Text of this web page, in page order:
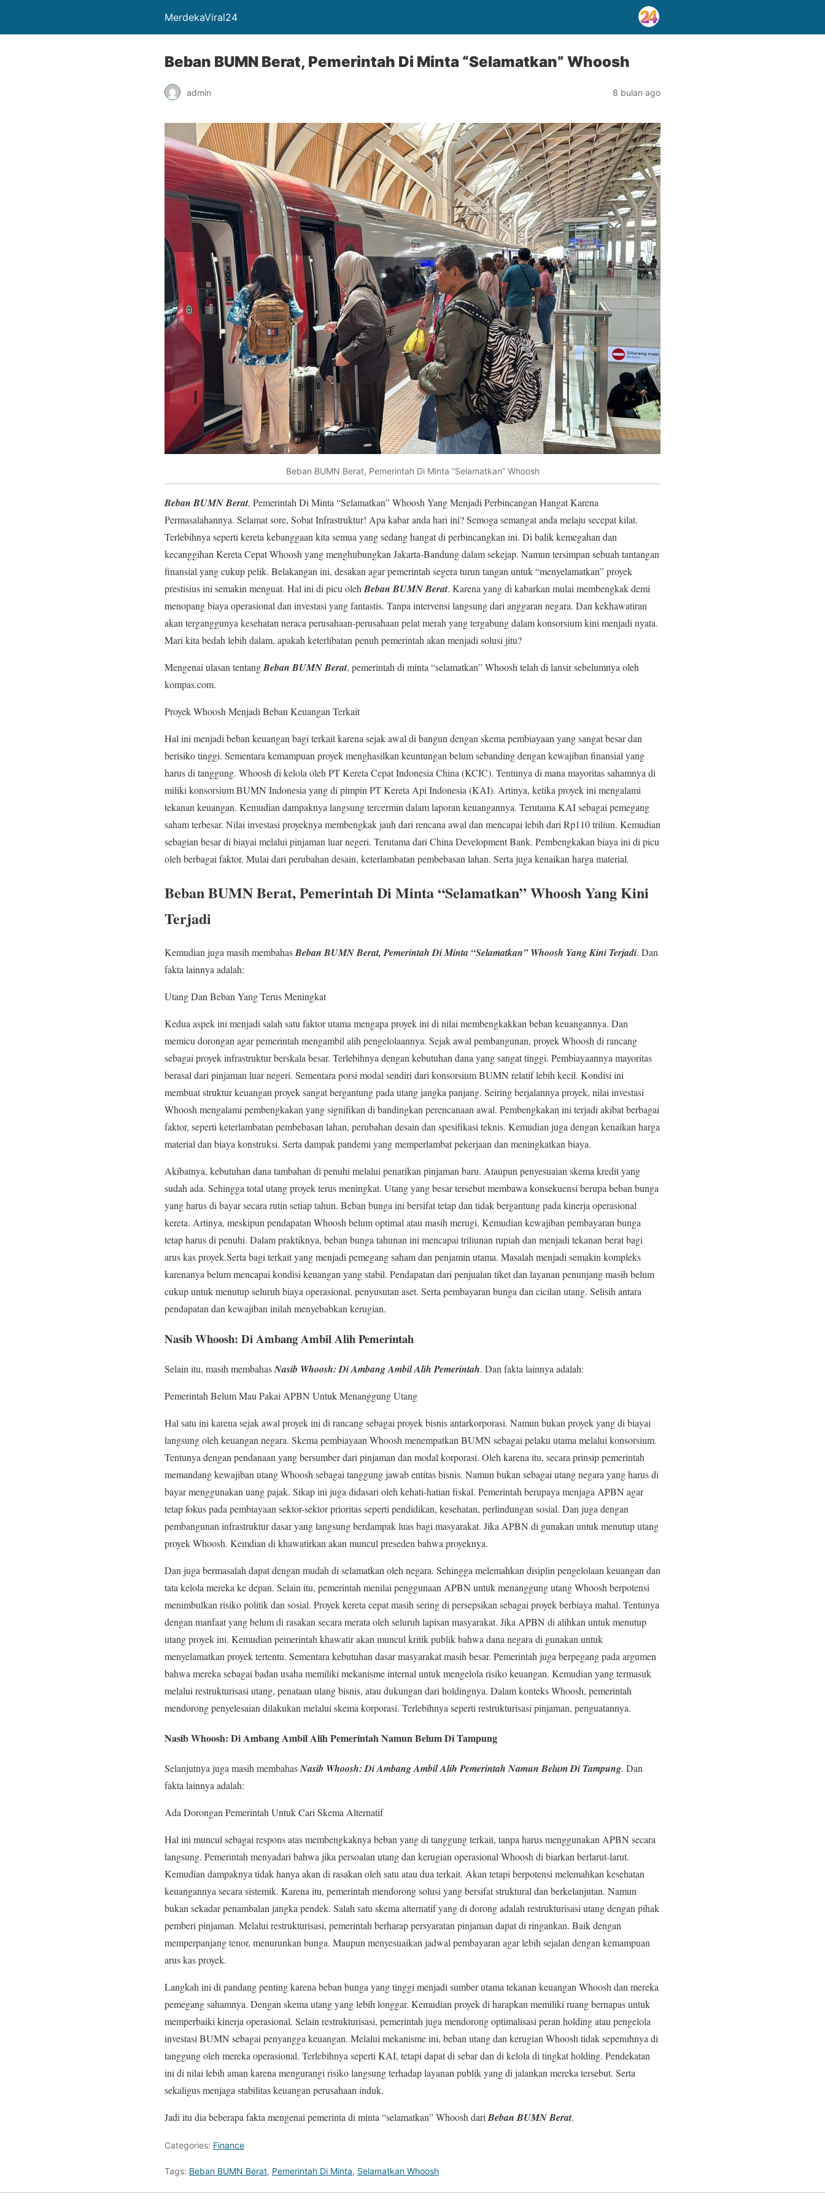
MerdekaViral24
Beban BUMN Berat, Pemerintah Di Minta “Selamatkan” Whoosh
admin 8 bulan ago
Beban BUMN Berat, Pemerintah Di Minta “Selamatkan” Whoosh
Beban BUMN Berat, Pemerintah Di Minta “Selamatkan” Whoosh Yang Menjadi Perbincangan Hangat Karena
Permasalahannya. Selamat sore, Sobat Infrastruktur! Apa kabar anda hari ini? Semoga semangat anda melaju secepat kilat.
Terlebihnya seperti kereta kebanggaan kita semua yang sedang hangat di perbincangkan ini. Di balik kemegahan dan
kecanggihan Kereta Cepat Whoosh yang menghubungkan Jakarta-Bandung dalam sekejap. Namun tersimpan sebuah tantangan
finansial yang cukup pelik. Belakangan ini, desakan agar pemerintah segera turun tangan untuk “menyelamatkan” proyek
prestisius ini semakin menguat. Hal ini di picu olehBeban BUMN Berat. Karena yang di kabarkan mulai membengkak demi
menopang biaya operasional dan investasi yang fantastis. Tanpa intervensi langsung dari anggaran negara. Dan kekhawatiran
akan terganggunya kesehatan neraca perusahaan-perusahaan pelat merah yang tergabung dalam konsorsium kini menjadi nyata.
Mari kita bedah lebih dalam, apakah keterlibatan penuh pemerintah akan menjadi solusi jitu?
Mengenai ulasan tentangBeban BUMN Berat, pemerintah di minta “selamatkan” Whoosh telah di lansir sebelumnya oleh
kompas.com.
Proyek Whoosh Menjadi Beban Keuangan Terkait
Hal ini menjadi beban keuangan bagi terkait karena sejak awal di bangun dengan skema pembiayaan yang sangat besar dan
berisiko tinggi. Sementara kemampuan proyek menghasilkan keuntungan belum sebanding dengan kewajiban finansial yang
harus di tanggung. Whoosh di kelola oleh PT Kereta Cepat Indonesia China (KCIC). Tentunya di mana mayoritas sahamnya di
miliki konsorsium BUMN Indonesia yang di pimpin PT Kereta Api Indonesia (KAI). Artinya, ketika proyek ini mengalami
tekanan keuangan. Kemudian dampaknya langsung tercermin dalam laporan keuangannya. Terutama KAI sebagai pemegang
saham terbesar. Nilai investasi proyeknya membengkak jauh dari rencana awal dan mencapai lebih dari Rp110 triliun. Kemudian
sebagian besar di biayai melalui pinjaman luar negeri. Terutama dari China Development Bank. Pembengkakan biaya ini di picu
oleh berbagai faktor. Mulai dari perubahan desain, keterlambatan pembebasan lahan. Serta juga kenaikan harga material.
Beban BUMN Berat, Pemerintah Di Minta “Selamatkan” Whoosh Yang Kini
Terjadi
Kemudian juga masih membahasBeban BUMN Berat, Pemerintah Di Minta “Selamatkan” Whoosh Yang Kini Terjadi. Dan
fakta lainnya adalah:
Utang Dan Beban Yang Terus Meningkat
Kedua aspek ini menjadi salah satu faktor utama mengapa proyek ini di nilai membengkakkan beban keuangannya. Dan
memicu dorongan agar pemerintah mengambil alih pengelolaannya. Sejak awal pembangunan, proyek Whoosh di rancang
sebagai proyek infrastruktur berskala besar. Terlebihnya dengan kebutuhan dana yang sangat tinggi. Pembiayaannya mayoritas
berasal dari pinjaman luar negeri. Sementara porsi modal sendiri dari konsorsium BUMN relatif lebih kecil. Kondisi ini
membuat struktur keuangan proyek sangat bergantung pada utang jangka panjang. Seiring berjalannya proyek, nilai investasi
Whoosh mengalami pembengkakan yang signifikan di bandingkan perencanaan awal. Pembengkakan ini terjadi akibat berbagai
faktor, seperti keterlambatan pembebasan lahan, perubahan desain dan spesifikasi teknis. Kemudian juga dengan kenaikan harga
material dan biaya konstruksi. Serta dampak pandemi yang memperlambat pekerjaan dan meningkatkan biaya.
Akibatnya, kebutuhan dana tambahan di penuhi melalui penarikan pinjaman baru. Ataupun penyesuaian skema kredit yang
sudah ada. Sehingga total utang proyek terus meningkat. Utang yang besar tersebut membawa konsekuensi berupa beban bunga
yang harus di bayar secara rutin setiap tahun. Beban bunga ini bersifat tetap dan tidak bergantung pada kinerja operasional
kereta. Artinya, meskipun pendapatan Whoosh belum optimal atau masih merugi. Kemudian kewajiban pembayaran bunga
tetap harus di penuhi. Dalam praktiknya, beban bunga tahunan ini mencapai triliunan rupiah dan menjadi tekanan berat bagi
arus kas proyek.Serta bagi terkait yang menjadi pemegang saham dan penjamin utama. Masalah menjadi semakin kompleks
karenanya belum mencapai kondisi keuangan yang stabil. Pendapatan dari penjualan tiket dan layanan penunjang masih belum
cukup untuk menutup seluruh biaya operasional, penyusutan aset. Serta pembayaran bunga dan cicilan utang. Selisih antara
pendapatan dan kewajiban inilah menyebabkan kerugian.
Nasib Whoosh: Di Ambang Ambil Alih Pemerintah
Selain itu, masih membahasNasib Whoosh: Di Ambang Ambil Alih Pemerintah. Dan fakta lainnya adalah:
Pemerintah Belum Mau Pakai APBN Untuk Menanggung Utang
Hal satu ini karena sejak awal proyek ini di rancang sebagai proyek bisnis antarkorporasi. Namun bukan proyek yang di biayai
langsung oleh keuangan negara. Skema pembiayaan Whoosh menempatkan BUMN sebagai pelaku utama melalui konsorsium.
Tentunya dengan pendanaan yang bersumber dari pinjaman dan modal korporasi. Oleh karena itu, secara prinsip pemerintah
memandang kewajiban utang Whoosh sebagai tanggung jawab entitas bisnis. Namun bukan sebagai utang negara yang harus di
bayar menggunakan uang pajak. Sikap ini juga didasari oleh kehati-hatian fiskal. Pemerintah berupaya menjaga APBN agar
tetap fokus pada pembiayaan sektor-sektor prioritas seperti pendidikan, kesehatan, perlindungan sosial. Dan juga dengan
pembangunan infrastruktur dasar yang langsung berdampak luas bagi masyarakat. Jika APBN di gunakan untuk menutup utang
proyek Whoosh. Kemdian di khawatirkan akan muncul preseden bahwa proyeknya.
Dan juga bermasalah dapat dengan mudah di selamatkan oleh negara. Sehingga melemahkan disiplin pengelolaan keuangan dan
tata kelola mereka ke depan. Selain itu, pemerintah menilai penggunaan APBN untuk menanggung utang Whoosh berpotensi
menimbulkan risiko politik dan sosial. Proyek kereta cepat masih sering di persepsikan sebagai proyek berbiaya mahal. Tentunya
dengan manfaat yang belum di rasakan secara merata oleh seluruh lapisan masyarakat. Jika APBN di alihkan untuk menutup
utang proyek ini. Kemudian pemerintah khawatir akan muncul kritik publik bahwa dana negara di gunakan untuk
menyelamatkan proyek tertentu. Sementara kebutuhan dasar masyarakat masih besar. Pemerintah juga berpegang pada argumen
bahwa mereka sebagai badan usaha memiliki mekanisme internal untuk mengelola risiko keuangan. Kemudian yang termasuk
melalui restrukturisasi utang, penataan ulang bisnis, atau dukungan dari holdingnya. Dalam konteks Whoosh, pemerintah
mendorong penyelesaian dilakukan melalui skema korporasi. Terlebihnya seperti restrukturisasi pinjaman, penguatannya.
Nasib Whoosh: Di Ambang Ambil Alih Pemerintah Namun Belum Di Tampung
Selanjutnya juga masih membahasNasib Whoosh: Di Ambang Ambil Alih Pemerintah Namun Belum Di Tampung. Dan
fakta lainnya adalah:
Ada Dorongan Pemerintah Untuk Cari Skema Alternatif
Hal ini muncul sebagai respons atas membengkaknya beban yang di tanggung terkait, tanpa harus menggunakan APBN secara
langsung. Pemerintah menyadari bahwa jika persoalan utang dan kerugian operasional Whoosh di biarkan berlarut-larut.
Kemudian dampaknya tidak hanya akan di rasakan oleh satu atau dua terkait. Akan tetapi berpotensi melemahkan kesehatan
keuangannya secara sistemik. Karena itu, pemerintah mendorong solusi yang bersifat struktural dan berkelanjutan. Namun
bukan sekadar penambalan jangka pendek. Salah satu skema alternatif yang di dorong adalah restrukturisasi utang dengan pihak
pemberi pinjaman. Melalui restrukturisasi, pemerintah berharap persyaratan pinjaman dapat di ringankan. Baik dengan
memperpanjang tenor, menurunkan bunga. Maupun menyesuaikan jadwal pembayaran agar lebih sejalan dengan kemampuan
arus kas proyek.
Langkah ini di pandang penting karena beban bunga yang tinggi menjadi sumber utama tekanan keuangan Whoosh dan mereka
pemegang sahamnya. Dengan skema utang yang lebih longgar. Kemudian proyek di harapkan memiliki ruang bernapas untuk
memperbaiki kinerja operasional. Selain restrukturisasi, pemerintah juga mendorong optimalisasi peran holding atau pengelola
investasi BUMN sebagai penyangga keuangan. Melalui mekanisme ini, beban utang dan kerugian Whoosh tidak sepenuhnya di
tanggung oleh mereka operasional. Terlebihnya seperti KAI, tetapi dapat di sebar dan di kelola di tingkat holding. Pendekatan
ini di nilai lebih aman karena mengurangi risiko langsung terhadap layanan publik yang di jalankan mereka tersebut. Serta
sekaligus menjaga stabilitas keuangan perusahaan induk.
Jadi itu dia beberapa fakta mengenai pemerinta di minta “selamatkan” Whoosh dari Beban BUMN Berat.
Categories: Finance
Tags: Beban BUMN Berat, Pemerintah Di Minta, Selamatkan Whoosh